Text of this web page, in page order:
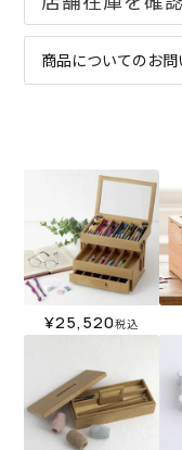
商品についてのお問
¥25,520税込